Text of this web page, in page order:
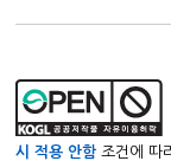
시 적용 안함조건에 따